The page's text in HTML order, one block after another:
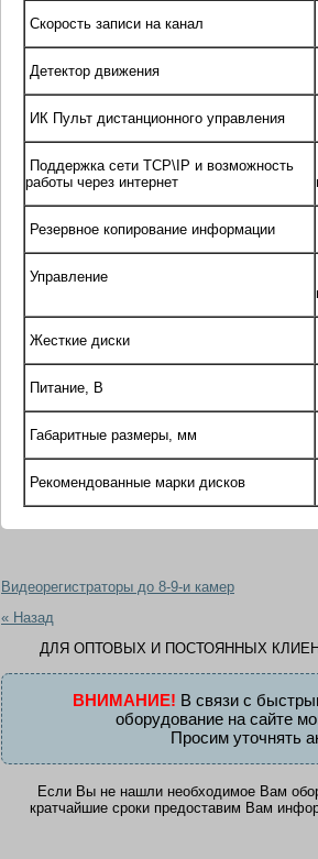
Скорость записи на канал
Детектор движения
ИК Пульт дистанционного управления
Поддержка сети TCP\IP и возможность
работы через интернет
Резервное копирование информации
Управление
Жесткие диски
Питание, В
Габаритные размеры, мм
Рекомендованные марки дисков
Видеорегистраторы до 8-9-и камер
« Назад
ДЛЯ ОПТОВЫХ И ПОСТОЯННЫХ
ВНИМАНИЕ! В связи с
оборудование на сайте
Просим уточнять
Если Вы не нашли необходимое Вам
кратчайшие сроки предоставим Вам